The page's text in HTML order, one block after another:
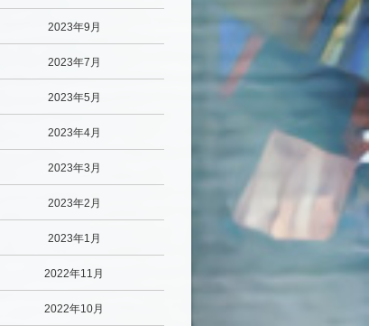
2023年9月
2023年7月
2023年5月
2023年4月
2023年3月
2023年2月
2023年1月
2022年11月
2022年10月